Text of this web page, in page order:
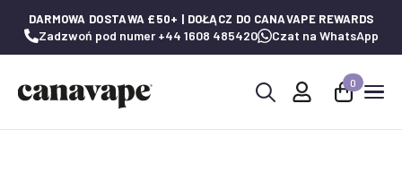
DARMOWA DOSTAWA £50+ | DOŁĄCZ DO CANAVAPE REWARDS
Zadzwoń pod numer +44 1608 485420 Czat na WhatsApp
0